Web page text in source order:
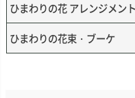
ひまわりの花 アレンジメント
ひまわりの花束・ブーケ